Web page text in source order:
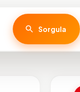
Sorgula